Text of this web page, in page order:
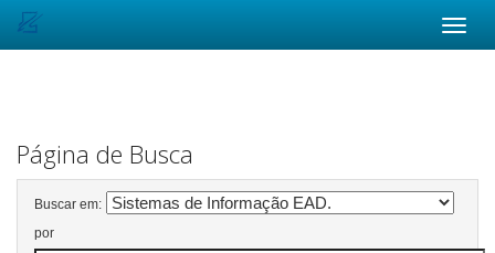
Página de Busca
Buscar em:
por